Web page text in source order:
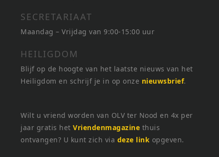
SECRETARIAAT
Maandag – Vrijdag van 9:00-15:00 uur
HEILIGDOM
Blijf op de hoogte van het laatste nieuws van het
Heiligdom en schrijf je in op onze nieuwsbrief.
Wilt u vriend worden van OLV ter Nood en 4x per
jaar gratis hetVriendenmagazine thuis
ontvangen? U kunt zich via deze link opgeven.